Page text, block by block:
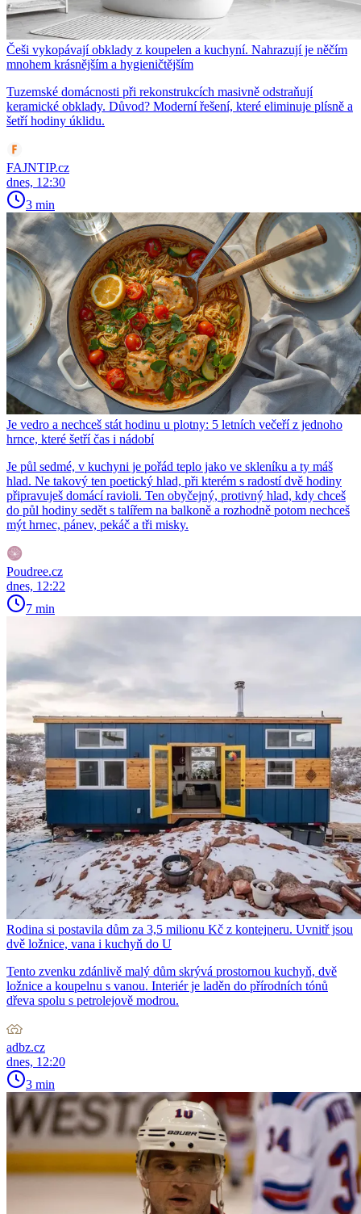
Češi vykopávají obklady z koupelen a kuchyní. Nahrazují je něčím
mnohem krásnějším a hygieničtějším
Tuzemské domácnosti při rekonstrukcích masivně odstraňují
keramické obklady. Důvod? Moderní řešení, které eliminuje plísně a
šetří hodiny úklidu.
FAJNTIP.cz
dnes, 12:30
3 min
Je vedro a nechceš stát hodinu u plotny: 5 letních večeří z jednoho
hrnce, které šetří čas i nádobí
Je půl sedmé, v kuchyni je pořád teplo jako ve skleníku a ty máš
hlad. Ne takový ten poetický hlad, při kterém s radostí dvě hodiny
připravuješ domácí ravioli. Ten obyčejný, protivný hlad, kdy chceš
do půl hodiny sedět s talířem na balkoně a rozhodně potom nechceš
mýt hrnec, pánev, pekáč a tři misky.
Poudree.cz
dnes, 12:22
7 min
Rodina si postavila dům za 3,5 milionu Kč z kontejneru. Uvnitř jsou
dvě ložnice, vana i kuchyň do U
Tento zvenku zdánlivě malý dům skrývá prostornou kuchyň, dvě
ložnice a koupelnu s vanou. Interiér je laděn do přírodních tónů
dřeva spolu s petrolejově modrou.
adbz.cz
dnes, 12:20
3 min